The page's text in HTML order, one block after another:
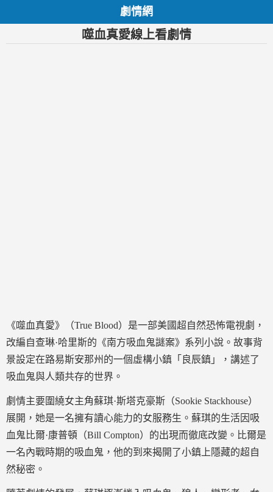
劇情網
噬血真愛線上看劇情
《噬血真愛》（True Blood）是一部美國超自然恐怖電視劇，
改編自查琳·哈里斯的《南方吸血鬼謎案》系列小說。故事背
景設定在路易斯安那州的一個虛構小鎮「良辰鎮」，講述了
吸血鬼與人類共存的世界。
劇情主要圍繞女主角蘇琪·斯塔克豪斯（Sookie Stackhouse）
展開，她是一名擁有讀心能力的女服務生。蘇琪的生活因吸
血鬼比爾·康普頓（Bill Compton）的出現而徹底改變。比爾是
一名內戰時期的吸血鬼，他的到來揭開了小鎮上隱藏的超自
然秘密。